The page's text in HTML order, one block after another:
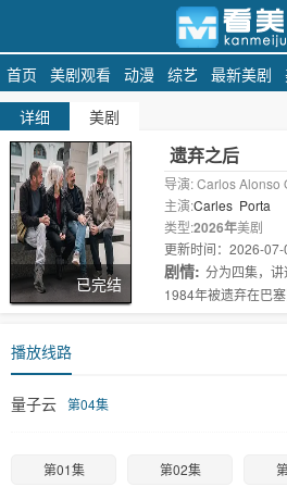
首页 美剧观看 动漫 综艺 最新美剧
详细 美剧
已完结
遗弃之后
导演: Carlos Alonso
主演:Carles Porta
类型:2026年美剧
更新时间：2026-
剧情: 分为四集，
1984年被遗弃在巴
播放线路
量子云 第04集
第01集 第02集